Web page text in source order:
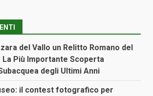
del Vallo un Relitto Romano del
La Più Importante Scoperta
degli Ultimi Anni
il contest fotografico per